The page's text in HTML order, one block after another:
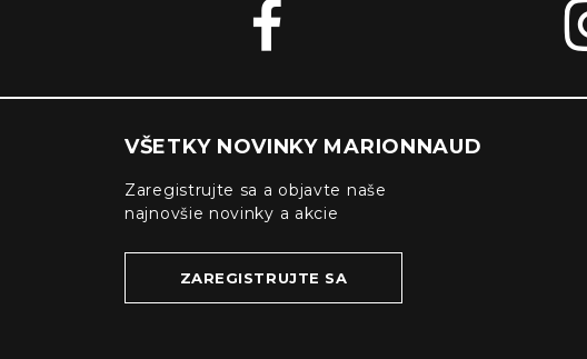
VŠETKY NOVINKY MARIONNAUD
Zaregistrujte sa a objavte naše
najnovšie novinky a akcie
ZAREGISTRUJTE SA